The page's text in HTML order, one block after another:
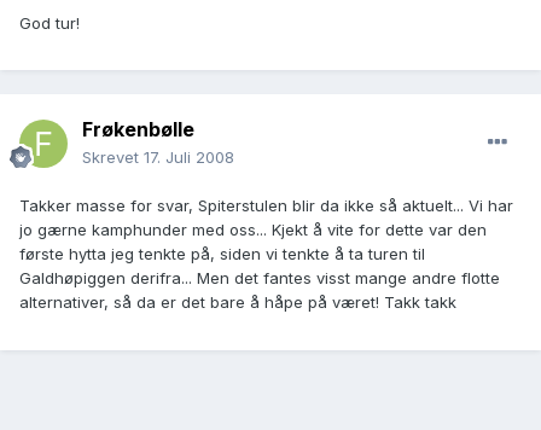
God tur!
Frøkenbølle
Skrevet 17. Juli 2008
Takker masse for svar, Spiterstulen blir da ikke så aktuelt... Vi har
jo gærne kamphunder med oss... Kjekt å vite for dette var den
første hytta jeg tenkte på, siden vi tenkte å ta turen til
Galdhøpiggen derifra... Men det fantes visst mange andre flotte
alternativer, så da er det bare å håpe på været! Takk takk